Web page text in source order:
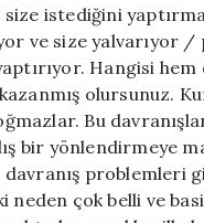
istediğini
ve size yalvarıyor /
Hangisi
olursunuz.
Bu
bir yönlendirmeye
davranış problemleri
neden çok belli ve